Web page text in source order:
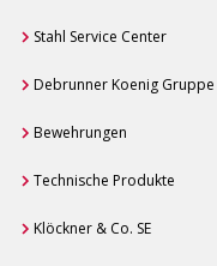
Stahl Service Center
Debrunner Koenig Gruppe
Bewehrungen
Technische Produkte
Klöckner & Co. SE